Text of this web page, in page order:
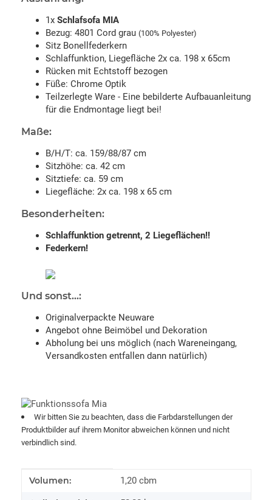
1x Schlafsofa MIA
Bezug: 4801 Cord grau (100% Polyester)
Sitz Bonellfederkern
Schlaffunktion, Liegefläche 2x ca. 198 x 65cm
Rücken mit Echtstoff bezogen
Füße: Chrome Optik
Teilzerlegte Ware - Eine bebilderte Aufbauanleitung
für die Endmontage liegt bei!
Maße:
B/H/T: ca. 159/88/87 cm
Sitzhöhe: ca. 42 cm
Sitztiefe: ca. 59 cm
Liegefläche: 2x ca. 198 x 65 cm
Besonderheiten:
Schlaffunktion getrennt, 2 Liegeflächen!!
Federkern!
Und sonst...:
Originalverpackte Neuware
Angebot ohne Beimöbel und Dekoration
Abholung bei uns möglich (nach Wareneingang,
Versandkosten entfallen dann natürlich)
Wir bitten Sie zu beachten, dass die Farbdarstellungen der
Produktbilder auf ihrem Monitor abweichen können und nicht
verbindlich sind.
Produkteigenschaft
Wert
Volumen: 1,20 cbm